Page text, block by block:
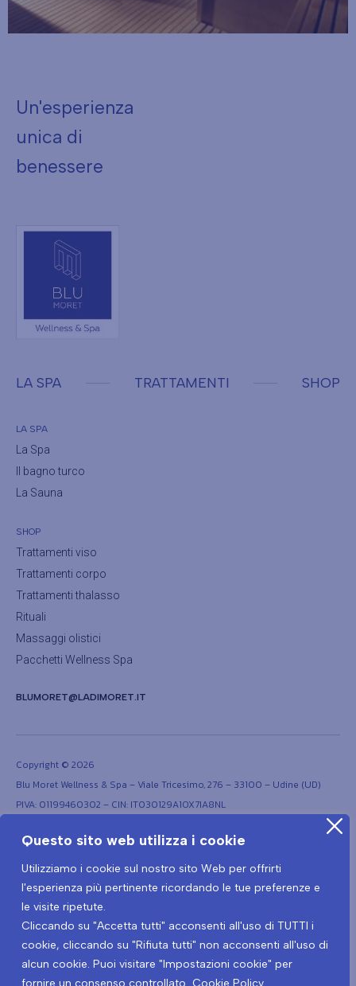
Questo sito web utilizza i cookie
Utilizziamo i cookie sul nostro sito Web per offrirti
l'esperienza più pertinente ricordando le tue preferenze e
le visite ripetute.
Cliccando su "Accetta tutti" acconsenti all'uso di TUTTI i
cookie, cliccando su "Rifiuta tutti" non acconsenti all'uso di
alcun cookie. Puoi visitare "Impostazioni cookie" per
fornire un consenso controllato. Cookie Policy
Un'esperienza
unica di
benessere
LA SPA TRATTAMENTI SHOP
LA SPA
La Spa
Il bagno turco
La Sauna
SHOP
Trattamenti viso
Trattamenti corpo
Trattamenti thalasso
Rituali
Massaggi olistici
Pacchetti Wellness Spa
BLUMORET@LADIMORET.IT
Copyright © 2026
Blu Moret Wellness & Spa – Viale Tricesimo, 276 – 33100 – Udine (UD)
PIVA: 01199460302 – CIN: IT030129A1OX7IA8NL